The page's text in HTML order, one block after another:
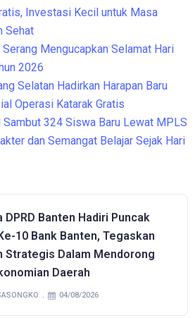
Investasi Kecil untuk Masa
Sehat
Mengucapkan Selamat Hari
2026
Selatan Hadirkan Harapan Baru
Operasi Katarak Gratis
324 Siswa Baru Lewat MPLS
dan Semangat Belajar Sejak Hari
DPRD Banten Hadiri Puncak
10 Bank Banten, Tegaskan
Strategis Dalam Mendorong
Daerah
04/08/2026